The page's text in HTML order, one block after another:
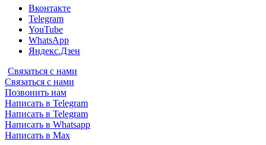
Вконтакте
Telegram
YouTube
WhatsApp
Яндекс.Дзен
Связаться с нами
Связаться с нами
Позвонить нам
Написать в Telegram
Написать в Telegram
Написать в Whatsapp
Написать в Max